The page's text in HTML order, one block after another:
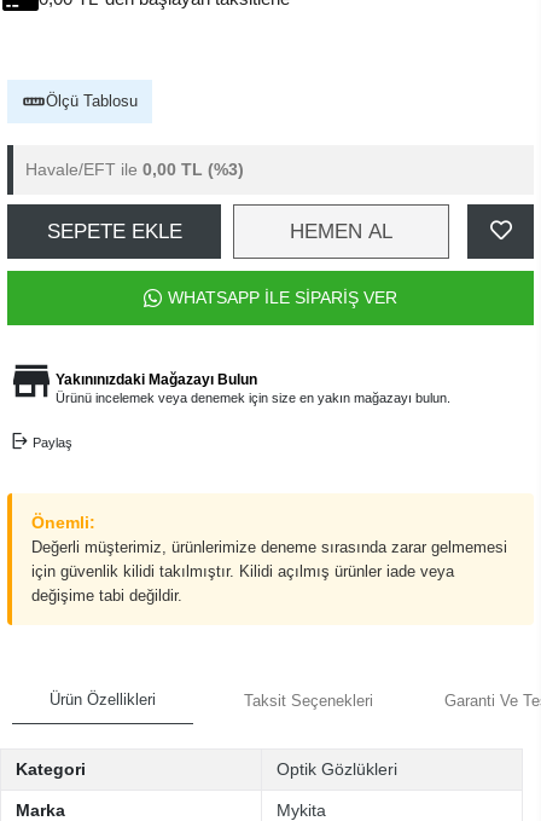
Ölçü Tablosu
Havale/EFT ile 0,00 TL (%3)
SEPETE EKLE HEMEN AL
WHATSAPP İLE SİPARİŞ VER
Yakınınızdaki Mağazayı Bulun
Ürünü incelemek veya denemek için size en yakın mağazayı bulun.
Paylaş
Önemli:
Değerli müşterimiz, ürünlerimize deneme sırasında zarar gelmemesi
için güvenlik kilidi takılmıştır. Kilidi açılmış ürünler iade veya
değişime tabi değildir.
Ürün Özellikleri Taksit Seçenekleri Garanti Ve
Kategori Optik Gözlükleri
Marka Mykita